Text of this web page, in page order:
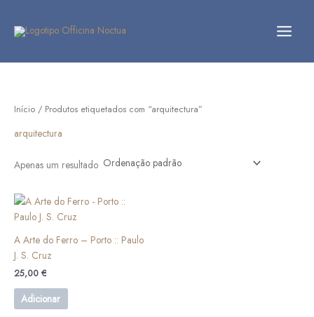
content
Início / Produtos etiquetados com “arquitectura”
arquitectura
Apenas um resultado
A Arte do Ferro – Porto :: Paulo
J. S. Cruz
25,00 €
Adicionar